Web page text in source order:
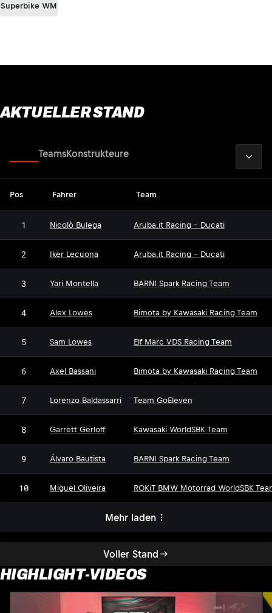
Superbike WM
AKTUELLER STAND
Voller Stand
TeamsKonstrukteure
Pos Fahrer Team
1 Nicolò Bulega Aruba.it Racing - Ducati
2 Iker Lecuona Aruba.it Racing - Ducati
3 Yari Montella BARNI Spark Racing Team
4 Alex Lowes Bimota by Kawasaki Racing Team
5 Sam Lowes Elf Marc VDS Racing Team
6 Axel Bassani Bimota by Kawasaki Racing Team
7 Lorenzo Baldassarri Team GoEleven
8 Garrett Gerloff Kawasaki WorldSBK Team
9 Álvaro Bautista BARNI Spark Racing Team
10 Miguel Oliveira ROKiT BMW Motorrad WorldSBK
Mehr laden
HIGHLIGHT-VIDEOS